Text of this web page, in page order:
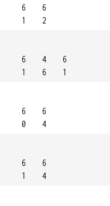
6
1
6
2
6
1
4
6
6
1
6
0
6
4
6
1
6
4